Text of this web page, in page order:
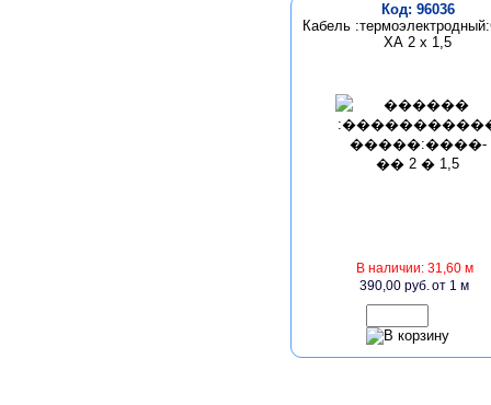
Код: 96036
Кабель
ХА 2 х 1,5
В наличии: 31,60 м
390,00 руб.от 1 м